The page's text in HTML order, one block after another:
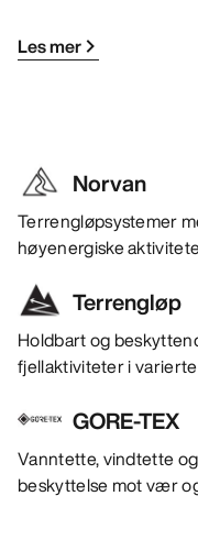
Les mer
Norvan
Terrengløpsystemer
høyenergiske
Terrengløp
Holdbart og
fjellaktiviteter i
GORE-TEX
Vanntette, vindtette
beskyttelse mot vær